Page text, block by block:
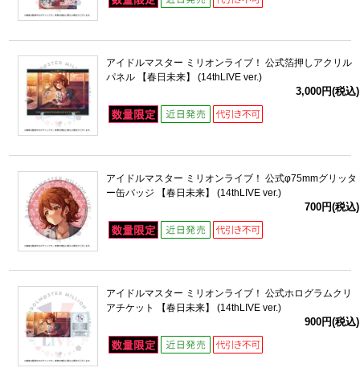
アイドルマスター ミリオンライブ！ 公式箔押しアクリル
パネル 【春日未来】 (14thLIVE ver.)
3,000円(税込)
アイドルマスター ミリオンライブ！ 公式φ75mmグリッタ
ー缶バッジ 【春日未来】 (14thLIVE ver.)
700円(税込)
アイドルマスター ミリオンライブ！ 公式ホログラムクリ
アチケット 【春日未来】 (14thLIVE ver.)
900円(税込)